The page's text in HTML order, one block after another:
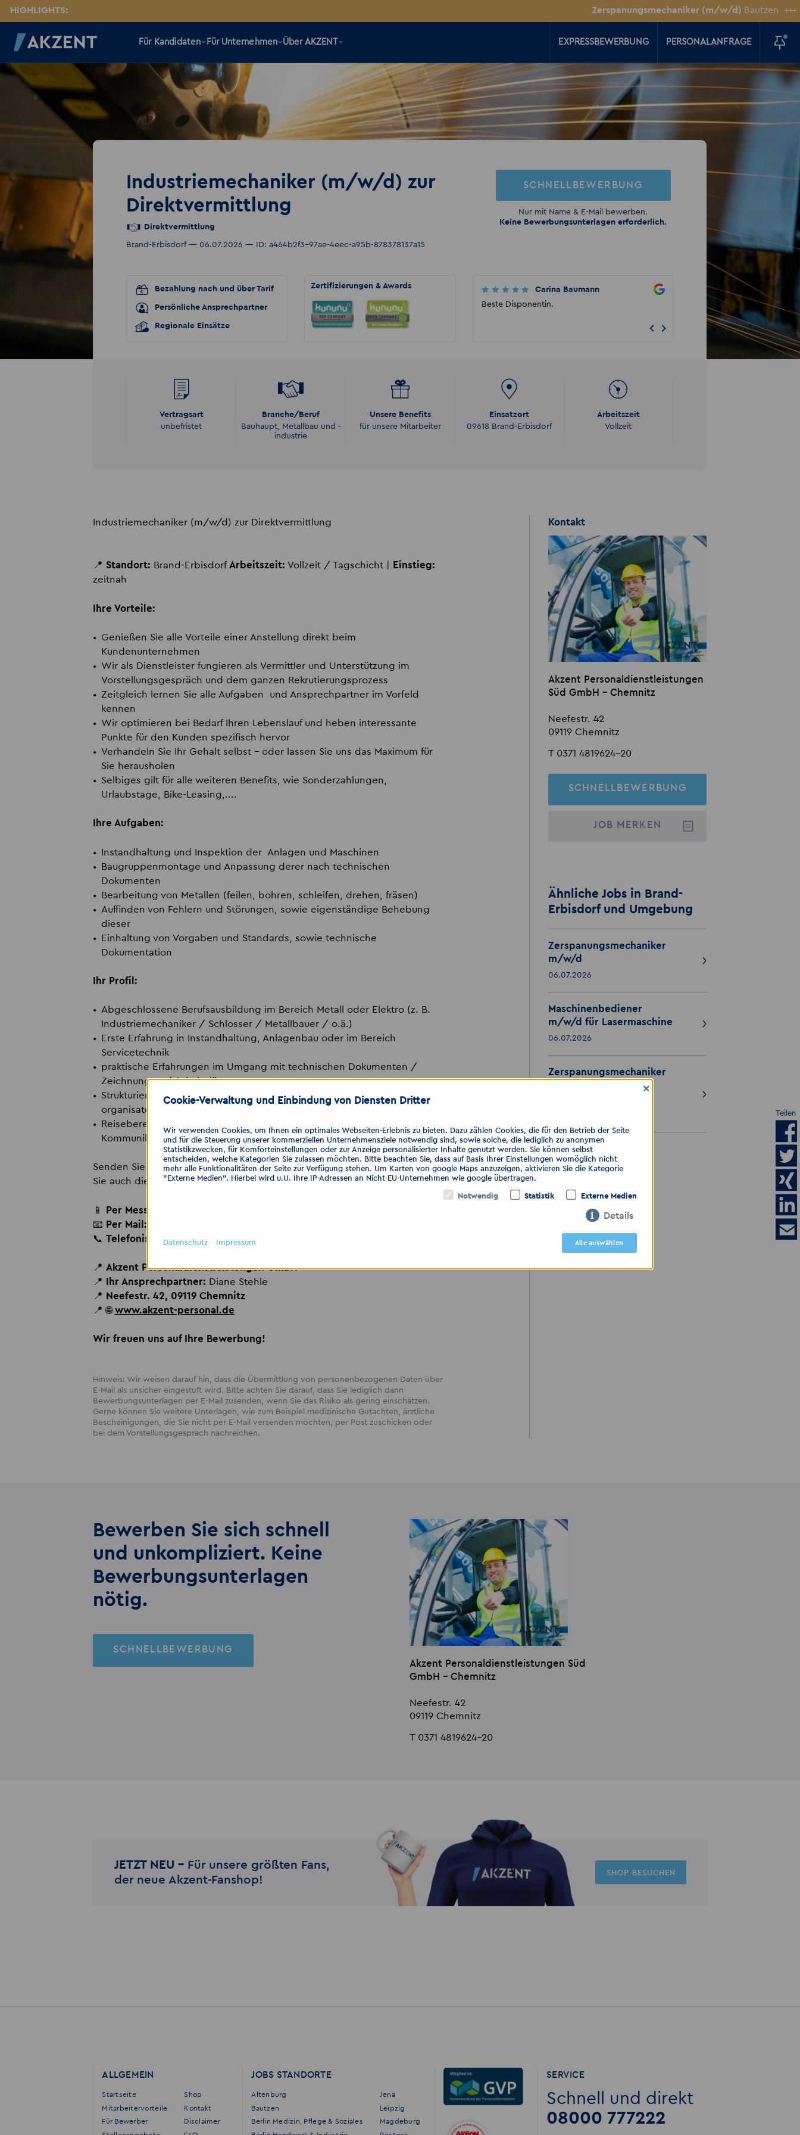
HIGHLIGHTS: Zerspanungsmechaniker (m/w/d)Bautzen +++ Kfz-
Für Kandidaten Für Unternehmen Über AKZENT EXPRESSBEWERBUNG PERSONALANFRAGE
Industriemechaniker (m/w/d) zur
Direktvermittlung
Direktvermittlung
Brand-Erbisdorf — 06.07.2026 — ID: a464b2f3-97ae-4eec-a95b-878378137a15
SCHNELLBEWERBUNG
Nur mit Name & E-Mail bewerben.
Keine Bewerbungsunterlagen erforderlich.
Bezahlung nach und über Tarif
Persönliche Ansprechpartner
Regionale Einsätze
Zertifizierungen & Awards
Malika Wida
Akzent hat mich aus einem bestehenden
Arbeitsverhältnis an einen sehr guten
Arbeitgeber vermittelt. ...
Carina Baumann
Beste Disponentin.
Thomas
Bin sehr zufrieden wurde schnell
unkompliziert innerhalb von
vermittelt. Das Betriebskli...
Vertragsart
unbefristet
Branche/Beruf
Bauhaupt, Metallbau und -
industrie
Unsere Benefits
für unsere Mitarbeiter
Einsatzort
09618 Brand-Erbisdorf
Arbeitszeit
Vollzeit
Industriemechaniker (m/w/d) zur Direktvermittlung
📍 Standort: Brand-Erbisdorf Arbeitszeit: Vollzeit / Tagschicht |
Einstieg:
zeitnah
Ihre Vorteile:
Genießen Sie alle Vorteile einer Anstellung direkt beim
Kundenunternehmen
Wir als Dienstleister fungieren als Vermittler und Unterstützung im
Vorstellungsgespräch und dem ganzen Rekrutierungsprozess
Zeitgleich lernen Sie alle Aufgaben und Ansprechpartner im Vorfeld
kennen
Wir optimieren bei Bedarf Ihren Lebenslauf und heben interessante
Punkte für den Kunden spezifisch hervor
Verhandeln Sie Ihr Gehalt selbst - oder lassen Sie uns das Maximum für
Sie herausholen
Selbiges gilt für alle weiteren Benefits, wie Sonderzahlungen,
Urlaubstage, Bike-Leasing,....
Ihre Aufgaben:
Instandhaltung und Inspektion der Anlagen und Maschinen
Baugruppenmontage und Anpassung derer nach technischen
Dokumenten
Bearbeitung von Metallen (feilen, bohren, schleifen, drehen, fräsen)
Auffinden von Fehlern und Störungen, sowie eigenständige Behebung
dieser
Einhaltung von Vorgaben und Standards, sowie technische
Dokumentation
Ihr Profil:
Abgeschlossene Berufsausbildung im Bereich Metall oder Elektro (z. B.
Industriemechaniker / Schlosser / Metallbauer / o.ä.)
Erste Erfahrung in Instandhaltung, Anlagenbau oder im Bereich
Servicetechnik
praktische Erfahrungen im Umgang mit technischen Dokumenten /
Zeichnungen / Schaltplänen
Strukturierte und eigenverantwortliche Arbeitsweise sowie
organisatorisches Geschick
Reisebereitschaft (gelegentliche Einsätze beim Kunden) und hohe
Kommunikationsfähigkeit
Senden Sie uns Ihre Bewerbung über einen der folgenden Kanäle. Nutzen
Sie auch die Möglichkeit der Schnellbewerbung per Lieblingsmessenger.
📱 Per Messenger:
📧 Per Mail:
📞 Telefonisch: 0371 - 481962422
📍 Akzent Personaldienstleistungen GmbH
📍
Ihr Ansprechpartner: Diane Stehle
📍 Neefestr. 42, 09119 Chemnitz
📍 🌐www.akzent-personal.de
Wir freuen uns auf Ihre Bewerbung!
Hinweis: Wir weisen darauf hin, dass die Übermittlung von personenbezogenen Daten über
E-Mail als unsicher eingestuft wird. Bitte achten Sie darauf, dass Sie lediglich dann
Bewerbungsunterlagen per E-Mail zusenden, wenn Sie das Risiko als gering einschätzen.
Gerne können Sie weitere Unterlagen, wie zum Beispiel medizinische Gutachten, ärztliche
Bescheinigungen, die Sie nicht per E-Mail versenden möchten, per Post zuschicken oder
bei dem Vorstellungsgespräch nachreichen.
Kontakt
Akzent Personaldienstleistungen
Süd GmbH - Chemnitz
Neefestr. 42
09119 Chemnitz
T 0371 4819624-20
SCHNELLBEWERBUNG
JOB MERKEN
Ähnliche Jobs in Brand-
Erbisdorf und Umgebung
Zerspanungsmechaniker
m/w/d
06.07.2026
Maschinenbediener
m/w/d für Lasermaschine
06.07.2026
Zerspanungsmechaniker
ALLE ANZEIGEN
Bewerben Sie sich schnell
und unkompliziert. Keine
Bewerbungs­unterlagen
nötig.
SCHNELLBEWERBUNG
Akzent Personaldienstleistungen Süd
GmbH - Chemnitz
Neefestr. 42
09119 Chemnitz
T 0371 4819624-20
Teilen
JETZT NEU – Für unsere größten Fans,
der neue Akzent-Fanshop!
SHOP BESUCHEN
ALLGEMEIN
Startseite
Mitarbeitervorteile
Für Bewerber
Shop
Kontakt
Disclaimer
JOBS STANDORTE
Altenburg
Bautzen
Berlin Medizin, Pflege & Soziales
Jena
Leipzig
Magdeburg
SERVICE
Schnell und direkt
08000 777222
Cookie-Verwaltung und Einbindung von Diensten Dritter
×
Wir verwenden Cookies, um Ihnen ein optimales Webseiten-Erlebnis zu bieten. Dazu zählen Cookies, die für den Betrieb der Seite
und für die Steuerung unserer kommerziellen Unternehmensziele notwendig sind, sowie solche, die lediglich zu anonymen
Statistikzwecken, für Komforteinstellungen oder zur Anzeige personalisierter Inhalte genutzt werden. Sie können selbst
entscheiden, welche Kategorien Sie zulassen möchten. Bitte beachten Sie, dass auf Basis Ihrer Einstellungen womöglich nicht
mehr alle Funktionalitäten der Seite zur Verfügung stehen. Um Karten von google Maps anzuzeigen, aktivieren Sie die Kategorie
"Externe Medien". Hierbei wird u.U. Ihre IP-Adressen an Nicht-EU-Unternehmen wie google übertragen.
Notwendig Statistik Externe Medien
Details
Alle auswählen
Datenschutz Impressum